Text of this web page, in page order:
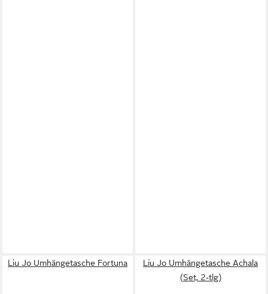
Liu Jo Umhängetasche Fortuna
Liu Jo Umhängetasche Achala
(Set, 2-tlg)